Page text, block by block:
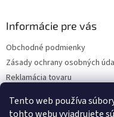
Tento web používa
tohto webu vyjadrujete
Informácie pre vás
Obchodné podmienky
Zásady ochrany osobných
Reklamácia tovaru
Napíšte nám